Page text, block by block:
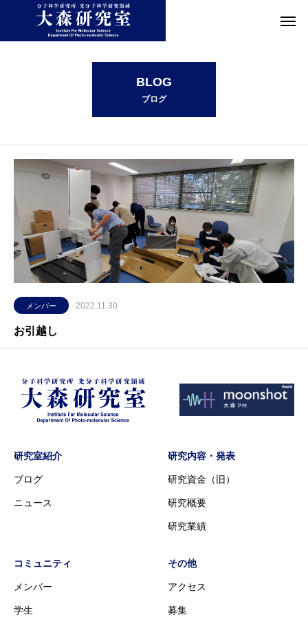
BLOG
ブログ
メンバー 2022.11.30
お引越し
研究室紹介
ブログ
ニュース
研究内容・発表
研究資金（旧）
研究概要
研究業績
コミュニティ
メンバー
学生
その他
アクセス
募集